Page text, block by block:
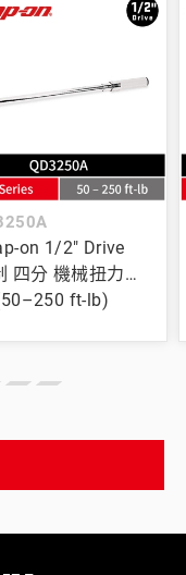
on 1/2" Drive
四分 機械扭力扳
ft-lb)